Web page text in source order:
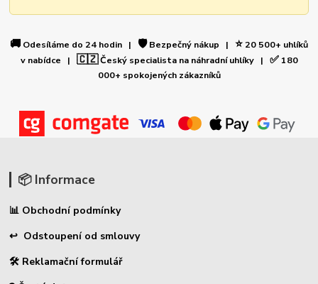
🚚 Odesíláme do 24 hodin | 🛡️Bezpečný nákup | ⭐20 500+ uhlíků
v nabídce | 🇨🇿Český specialista na náhradní uhlíky | ✅180
000+ spokojených zákazníků
📦 Informace
📊 Obchodní podmínky
↩ Odstoupení od smlouvy
🛠 Reklamační formulář